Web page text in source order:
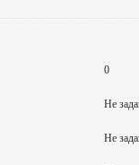
0
Не
Не